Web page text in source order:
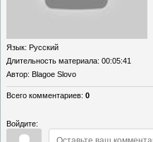
Язык: Русский
Длительность материала: 00:05:41
Автор: Blagoe Slovo
Всего комментариев: 0
Войдите: